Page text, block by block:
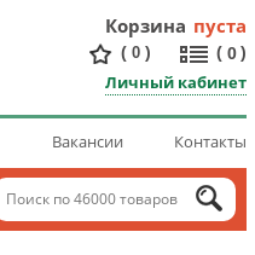
Корзина пуста
( 0 ) ( 0 )
Личный кабинет
Вакансии Контакты